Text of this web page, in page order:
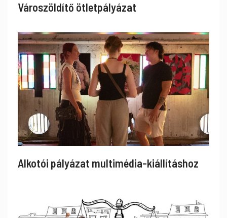
Városzöldítő ötletpályázat
Alkotói pályázat multimédia-kiállításhoz